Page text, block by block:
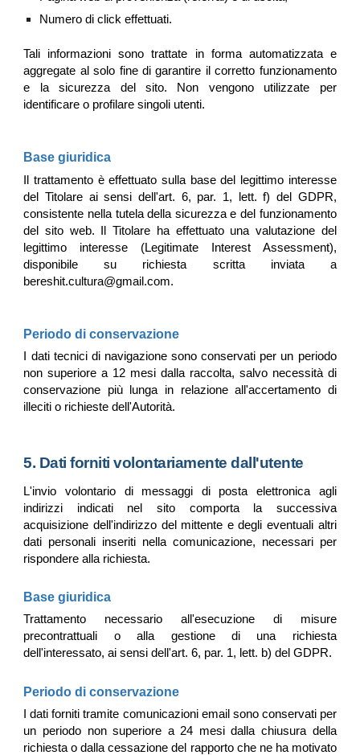
Numero di click effettuati.
Tali informazioni sono trattate in forma automatizzata e
aggregate al solo fine di garantire il corretto funzionamento
e la sicurezza del sito. Non vengono utilizzate per
identificare o profilare singoli utenti.
Base giuridica
Il trattamento è effettuato sulla base del legittimo interesse
del Titolare ai sensi dell'art. 6, par. 1, lett. f) del GDPR,
consistente nella tutela della sicurezza e del funzionamento
del sito web. Il Titolare ha effettuato una valutazione del
legittimo interesse (Legitimate Interest Assessment),
disponibile su richiesta scritta inviata a
bereshit.cultura@gmail.com.
Periodo di conservazione
I dati tecnici di navigazione sono conservati per un periodo
non superiore a 12 mesi dalla raccolta, salvo necessità di
conservazione più lunga in relazione all'accertamento di
illeciti o richieste dell'Autorità.
5. Dati forniti volontariamente dall'utente
L'invio volontario di messaggi di posta elettronica agli
indirizzi indicati nel sito comporta la successiva
acquisizione dell'indirizzo del mittente e degli eventuali altri
dati personali inseriti nella comunicazione, necessari per
rispondere alla richiesta.
Base giuridica
Trattamento necessario all'esecuzione di misure
precontrattuali o alla gestione di una richiesta
dell'interessato, ai sensi dell'art. 6, par. 1, lett. b) del GDPR.
Periodo di conservazione
I dati forniti tramite comunicazioni email sono conservati per
un periodo non superiore a 24 mesi dalla chiusura della
richiesta o dalla cessazione del rapporto che ne ha motivato